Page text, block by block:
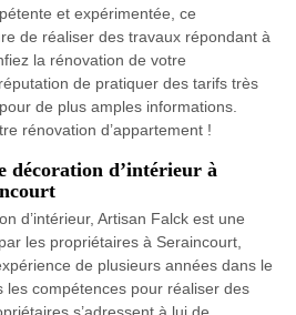
et expérimentée, ce
de réaliser des travaux répondant à
la rénovation de votre
de pratiquer des tarifs très
de plus amples informations.
rénovation d’appartement !
décoration d’intérieur à
d’intérieur, Artisan Falck est une
les propriétaires à Seraincourt,
de plusieurs années dans le
les compétences pour réaliser des